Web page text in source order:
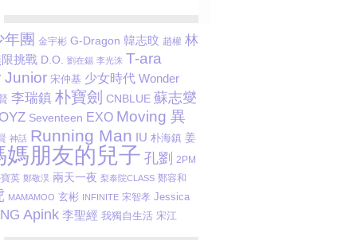
團 金宇彬 G-Dragon 韓志旼 趙權 林
挑戰 D.O. 劉在錫 李光洙 T-ara
Junior 宋仲基 少女時代 Wonder
李瑞鎮 朴寶劍 CNBLUE 蘇志燮
Seventeen EXO Moving 異
神話 Running Man IU 朴海鎮 姜
媽朋友的兒子 孔劉 2PM
英 鄭敬淏 兩天一夜 梨泰院CLASS 鄭容和
MAMAMOO 玄彬 INFINITE 宋智孝 Jessica
Apink 李聖經 我獨自生活 宋江